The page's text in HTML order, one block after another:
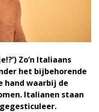
Zo’n Italiaans
het bijbehorende
hand waarbij de
Italianen staan